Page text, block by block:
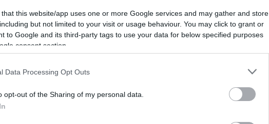
that this website/app uses one or more Google services and may gather and store
but not limited to your visit or usage behaviour. You may click to grant or
to Google and its third-party tags to use your data for below specified purposes
consent section.
Data Processing Opt Outs
opt-out of the Sharing of my personal data.